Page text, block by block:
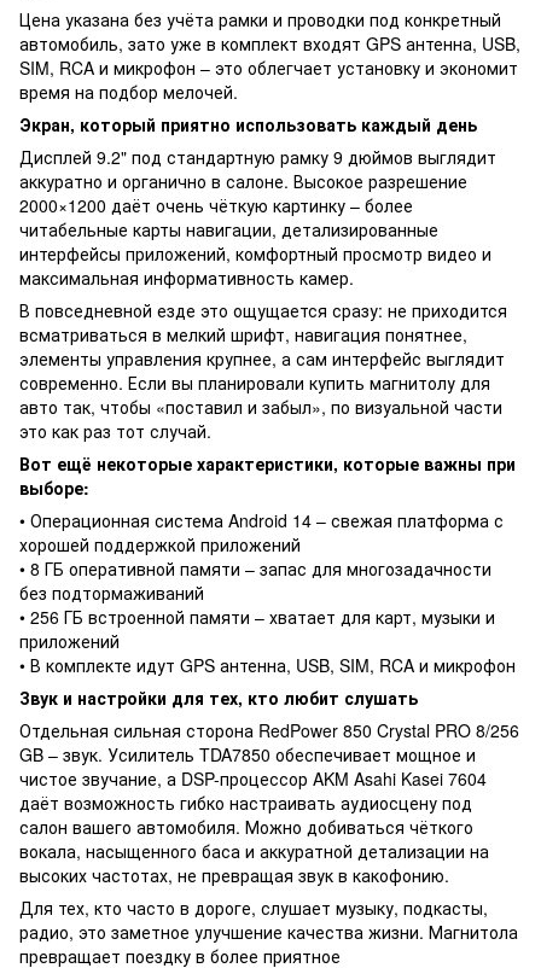
Цена указана без учёта рамки и проводки под конкретный
автомобиль, зато уже в комплект входят GPS антенна, USB,
SIM, RCA и микрофон – это облегчает установку и экономит
время на подбор мелочей.
Экран, который приятно использовать каждый день
Дисплей 9.2" под стандартную рамку 9 дюймов выглядит
аккуратно и органично в салоне. Высокое разрешение
2000×1200 даёт очень чёткую картинку – более
читабельные карты навигации, детализированные
интерфейсы приложений, комфортный просмотр видео и
максимальная информативность камер.
В повседневной езде это ощущается сразу: не приходится
всматриваться в мелкий шрифт, навигация понятнее,
элементы управления крупнее, а сам интерфейс выглядит
современно. Если вы планировали купить магнитолу для
авто так, чтобы «поставил и забыл», по визуальной части
это как раз тот случай.
Вот ещё некоторые характеристики, которые важны при
выборе:
• Операционная система Android 14 – свежая платформа с
хорошей поддержкой приложений
• 8 ГБ оперативной памяти – запас для многозадачности
без подтормаживаний
• 256 ГБ встроенной памяти – хватает для карт, музыки и
приложений
• В комплекте идут GPS антенна, USB, SIM, RCA и микрофон
Звук и настройки для тех, кто любит слушать
Отдельная сильная сторона RedPower 850 Crystal PRO 8/256
GB – звук. Усилитель TDA7850 обеспечивает мощное и
чистое звучание, а DSP-процессор AKM Asahi Kasei 7604
даёт возможность гибко настраивать аудиосцену под
салон вашего автомобиля. Можно добиваться чёткого
вокала, насыщенного баса и аккуратной детализации на
высоких частотах, не превращая звук в какофонию.
Для тех, кто часто в дороге, слушает музыку, подкасты,
радио, это заметное улучшение качества жизни. Магнитола
превращает поездку в более приятное